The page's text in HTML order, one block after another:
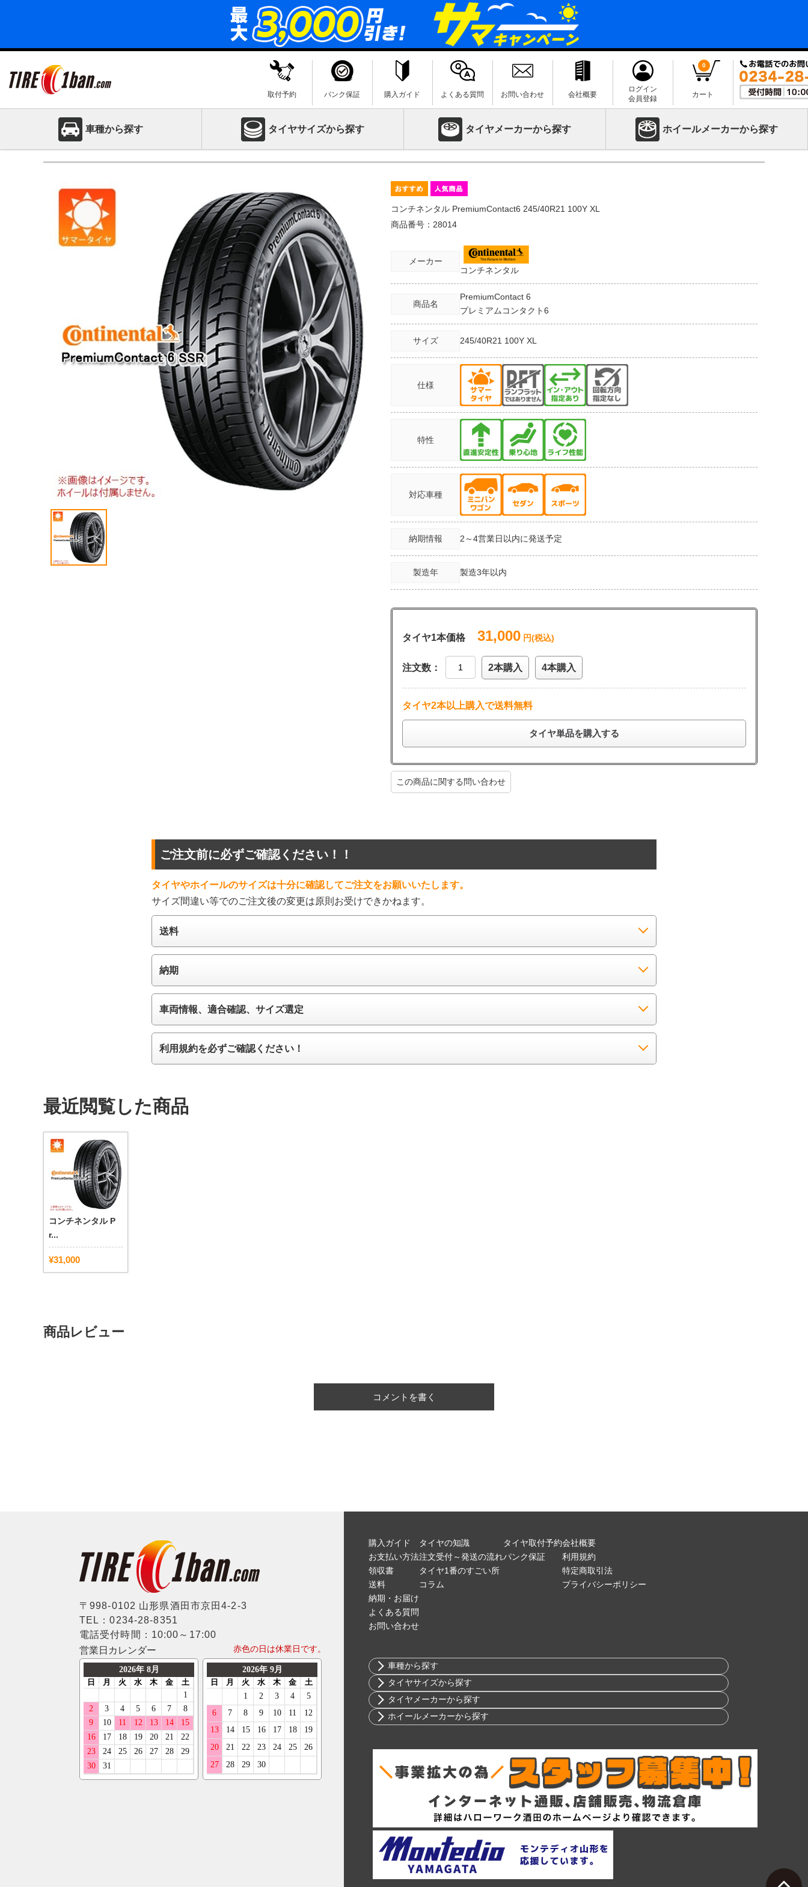
取付予約 パンク保証 購入ガイド よくある質問 お問い合わせ 会社概要
ログイン
会員登録
0
カート
車種から探す タイヤサイズから探す タイヤメーカーから探す ホイールメーカーから探す
コンチネンタル PremiumContact6 245/40R21 100Y XL
商品番号： 28014
メーカー
コンチネンタル
商品名
PremiumContact 6
プレミアムコンタクト6
サイズ 245/40R21 100Y XL
仕様
特性
対応車種
納期情報 2～4営業日以内に発送予定
製造年 製造3年以内
タイヤ1本価格 31,000 円(税込)
注文数： 2本購入 4本購入
タイヤ2本以上購入で送料無料
タイヤ単品を購入する
この商品に関する問い合わせ
ご注文前に必ずご確認ください！！
タイヤやホイールのサイズは十分に確認してご注文をお願いいたします。
サイズ間違い等でのご注文後の変更は原則お受けできかねます。
送料
納期
車両情報、適合確認、サイズ選定
利用規約を必ずご確認ください！
最近閲覧した商品
コンチネンタル P
r...
¥31,000
商品レビュー
コメントを書く
〒998-0102 山形県酒田市京田4-2-3
TEL：0234-28-8351
電話受付時間：10:00～17:00
営業日カレンダー
赤色の日は休業日です。
購入ガイド
お支払い方法
領収書
送料
納期・お届け
よくある質問
お問い合わせ
タイヤの知識
注文受付～発送の流れ
タイヤ1番のすごい所
コラム
タイヤ取付予約
パンク保証
会社概要
利用規約
特定商取引法
プライバシーポリシー
車種から探す
トヨタ
ニッサン
ホンダ
マツダ
ミツビシ
スズキ
アルファロメオ
アウディ
BMW
タイヤサイズから探す
10インチ
12インチ
14インチ
15インチ
16インチ
19インチ
20インチ
21インチ
タイヤメーカーから探す
ブリヂストン
ヨコハマ
ダンロップ
ピレリ
コンチネンタル
グッドイヤー
トーヨー
ファルケン
ハンコック
ホイールメーカーから探す
AKUT
Advanti Racing
APIO
ABE SHOKAI
American Racing
IMPUL
Balken